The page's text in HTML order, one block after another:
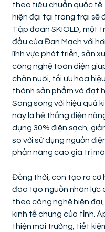
theo tiêu chuẩn quốc
hiện đại tại trang trại sẽ
Tập đoàn SKIOLD, một
đầu của Đan Mạch với
lĩnh vực phát triển, sản
công nghệ toàn diện
chăn nuôi, tối ưu hóa
thành sản phẩm và đạt
Song song với hiệu quả
này là hệ thống điện
dụng 30% điện sạch,
so với sử dụng nguồn
phần nâng cao giá trị
Đồng thời, còn tạo ra cơ
đào tạo nguồn nhân lực
theo công nghệ hiện
kinh tế chung của tỉnh.
thiện môi trường, tiết